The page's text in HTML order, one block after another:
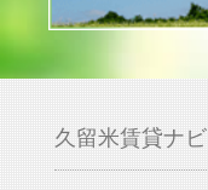
久留米賃貸ナビ